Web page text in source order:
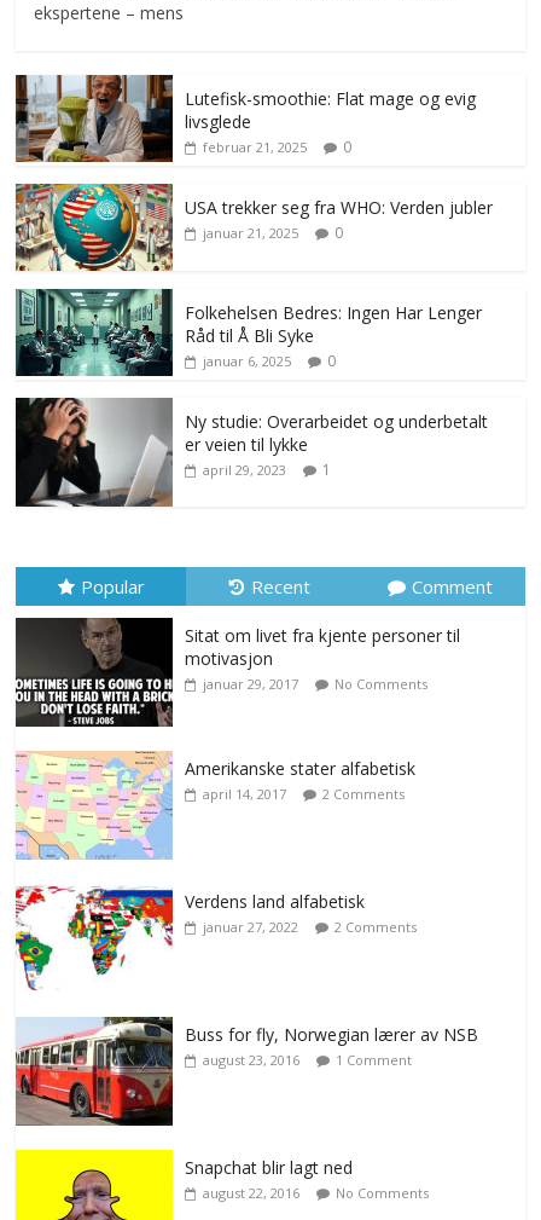
ekspertene – mens
Lutefisk-smoothie: Flat mage og evig
livsglede
februar 21, 2025 0
USA trekker seg fra WHO: Verden jubler
januar 21, 2025 0
Folkehelsen Bedres: Ingen Har Lenger
Råd til Å Bli Syke
januar 6, 2025 0
Ny studie: Overarbeidet og underbetalt
er veien til lykke
april 29, 2023 1
Popular Recent Comment
Sitat om livet fra kjente personer til
motivasjon
januar 29, 2017 No Comments
Amerikanske stater alfabetisk
april 14, 2017 2 Comments
Verdens land alfabetisk
januar 27, 2022 2 Comments
Buss for fly, Norwegian lærer av NSB
august 23, 2016 1 Comment
Snapchat blir lagt ned
august 22, 2016 No Comments